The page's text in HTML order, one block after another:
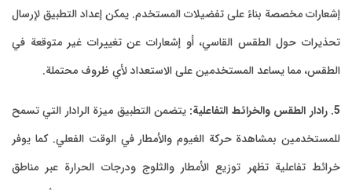
إشعارات مخصصة بناءً على تفضيلات المستخدم. يمكن إعداد التطبيق لإرسال
تحذيرات حول الطقس القاسي، أو إشعارات عن تغييرات غير متوقعة في
الطقس، مما يساعد المستخدمين على الاستعداد لأي ظروف محتملة.
5. رادار الطقس والخرائط التفاعلية:
يتضمن التطبيق ميزة الرادار التي تسمح
للمستخدمين بمشاهدة حركة الغيوم والأمطار في الوقت الفعلي. كما يوفر
خرائط تفاعلية تظهر توزيع الأمطار والثلوج ودرجات الحرارة عبر مناطق